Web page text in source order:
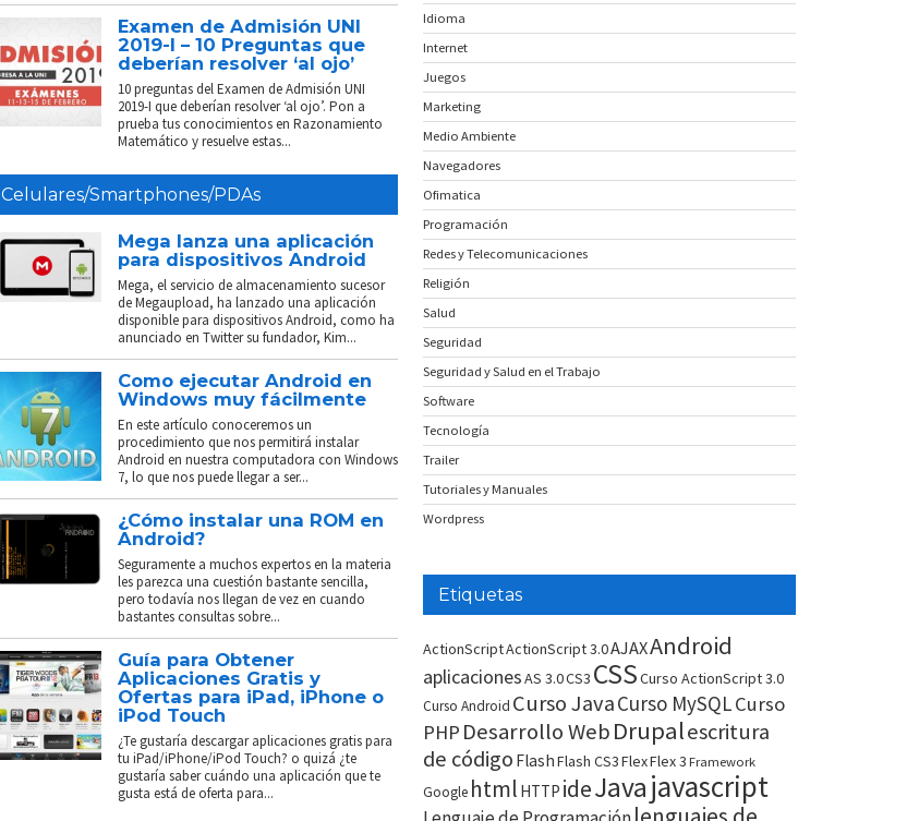
Examen de Admisión UNI
2019-I – 10 Preguntas que
deberían resolver ‘al ojo’
10 preguntas del Examen de Admisión UNI
2019-I que deberían resolver ‘al ojo’. Pon a
prueba tus conocimientos en Razonamiento
Matemático y resuelve estas...
Celulares/Smartphones/PDAs
Mega lanza una aplicación
para dispositivos Android
Mega, el servicio de almacenamiento sucesor
de Megaupload, ha lanzado una aplicación
disponible para dispositivos Android, como ha
anunciado en Twitter su fundador, Kim...
Como ejecutar Android en
Windows muy fácilmente
En este artículo conoceremos un
procedimiento que nos permitirá instalar
Android en nuestra computadora con Windows
7, lo que nos puede llegar a ser...
¿Cómo instalar una ROM en
Android?
Seguramente a muchos expertos en la materia
les parezca una cuestión bastante sencilla,
pero todavía nos llegan de vez en cuando
bastantes consultas sobre...
Guía para Obtener
Aplicaciones Gratis y
Ofertas para iPad, iPhone o
iPod Touch
¿Te gustaría descargar aplicaciones gratis para
tu iPad/iPhone/iPod Touch? o quizá ¿te
gustaría saber cuándo una aplicación que te
gusta está de oferta para...
Idioma
Internet
Juegos
Marketing
Medio Ambiente
Navegadores
Ofimatica
Programación
Redes y Telecomunicaciones
Religión
Salud
Seguridad
Seguridad y Salud en el Trabajo
Software
Tecnología
Trailer
Tutoriales y Manuales
Wordpress
Etiquetas
ActionScriptActionScript 3.0AJAXAndroid
aplicacionesAS 3.0CS3 CSSCurso ActionScript 3.0
Curso Android Curso JavaCurso MySQLCurso
PHP Desarrollo WebDrupalescritura
de código FlashFlash CS3FlexFlex 3 Framework
Google html HTTP ideJavajavascript